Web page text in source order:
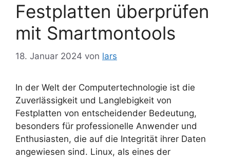
Festplatten überprüfen
mit Smartmontools
18. Januar 2024 von lars
In der Welt der Computertechnologie ist die
Zuverlässigkeit und Langlebigkeit von
Festplatten von entscheidender Bedeutung,
besonders für professionelle Anwender und
Enthusiasten, die auf die Integrität ihrer Daten
angewiesen sind. Linux, als eines der